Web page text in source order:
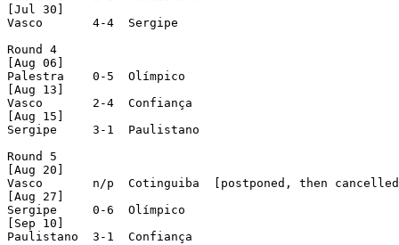
[Jul 30]
Vasco       4-4  Sergipe
Round 4
[Aug 06]
Palestra    0-5  Olímpico
[Aug 13]
Vasco       2-4  Confiança
[Aug 15]
Sergipe     3-1  Paulistano
Round 5
[Aug 20]
Vasco       n/p  Cotinguiba  [postponed, then
[Aug 27]
Sergipe     0-6  Olímpico
[Sep 10]
Paulistano  3-1  Confiança